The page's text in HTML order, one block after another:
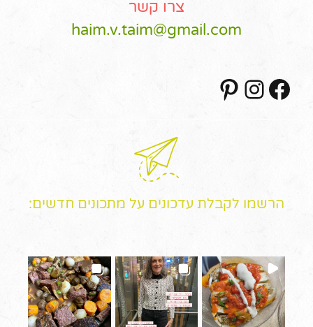
צרו קשר
haim.v.taim@gmail.com
Facebook
Instagram
הרשמו לקבלת עדכונים על מתכונים חדשים: